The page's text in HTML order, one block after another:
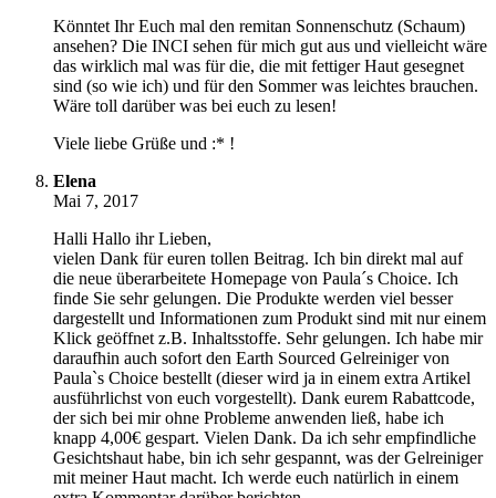
Könntet Ihr Euch mal den remitan Sonnenschutz (Schaum)
ansehen? Die INCI sehen für mich gut aus und vielleicht wäre
das wirklich mal was für die, die mit fettiger Haut gesegnet
sind (so wie ich) und für den Sommer was leichtes brauchen.
Wäre toll darüber was bei euch zu lesen!
Viele liebe Grüße und :* !
Elena
Mai 7, 2017
Halli Hallo ihr Lieben,
vielen Dank für euren tollen Beitrag. Ich bin direkt mal auf
die neue überarbeitete Homepage von Paula´s Choice. Ich
finde Sie sehr gelungen. Die Produkte werden viel besser
dargestellt und Informationen zum Produkt sind mit nur einem
Klick geöffnet z.B. Inhaltsstoffe. Sehr gelungen. Ich habe mir
daraufhin auch sofort den Earth Sourced Gelreiniger von
Paula`s Choice bestellt (dieser wird ja in einem extra Artikel
ausführlichst von euch vorgestellt). Dank eurem Rabattcode,
der sich bei mir ohne Probleme anwenden ließ, habe ich
knapp 4,00€ gespart. Vielen Dank. Da ich sehr empfindliche
Gesichtshaut habe, bin ich sehr gespannt, was der Gelreiniger
mit meiner Haut macht. Ich werde euch natürlich in einem